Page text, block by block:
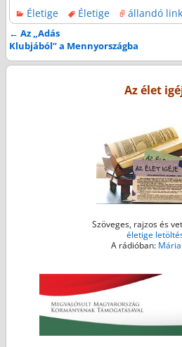
c
e
b
o
i
t
t
e
s
e
n
a
l
a
s
A
p
p
Életige Életige állandó link
Bejegyzés navigáció
← Az „Adás
Klubjából” a Mennyországba
Az élet
Szöveges, rajzos és
életige
A rádióban: